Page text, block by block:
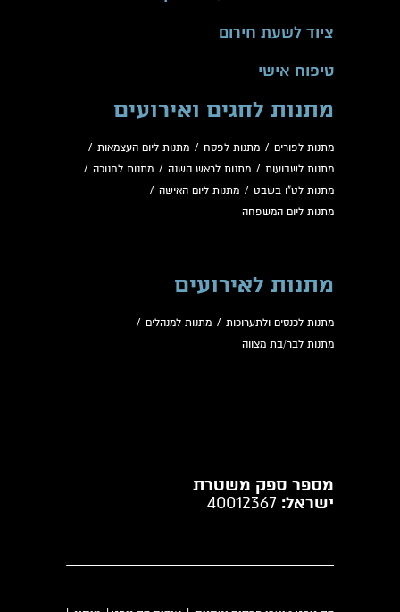
ציוד לשעת חירום
טיפוח אישי
מתנות לחגים ואירועים
מתנות לפורים / מתנות לפסח / מתנות ליום העצמאות /
מתנות לשבועות / מתנות לראש השנה / מתנות לחנוכה /
מתנות לט"ו בשבט / מתנות ליום האישה /
מתנות ליום המשפחה
מתנות לאירועים
מתנות לכנסים ולתערוכות / מתנות למנהלים /
מתנות לבר/בת מצווה
מספר ספק משטרת
ישראל: